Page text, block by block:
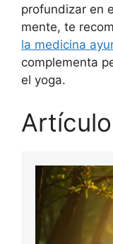
profundizar en
mente, te
la medicina
complementa
el yoga.